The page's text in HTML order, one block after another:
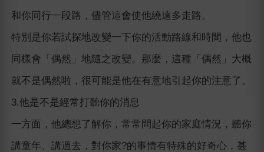
和你同行一段路，儘管這會使他繞遠多走路。
特別是你若試探地改變一下你的活動路線和時間，他也
同樣會「偶然」地隨之改變。那麼，這種「偶然」大概
就不是偶然啦，很可能是他在有意地引起你的注意了。
3.他是不是經常打聽你的消息
一方面，他總想了解你，常常問起你的家庭情況，聽你
講童年、講過去，對你家?的事情有特殊的好奇心，甚